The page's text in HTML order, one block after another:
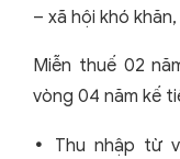
– xã hội khó
Miễn thuế 02
vòng 04 năm kế
Thu nhập từ